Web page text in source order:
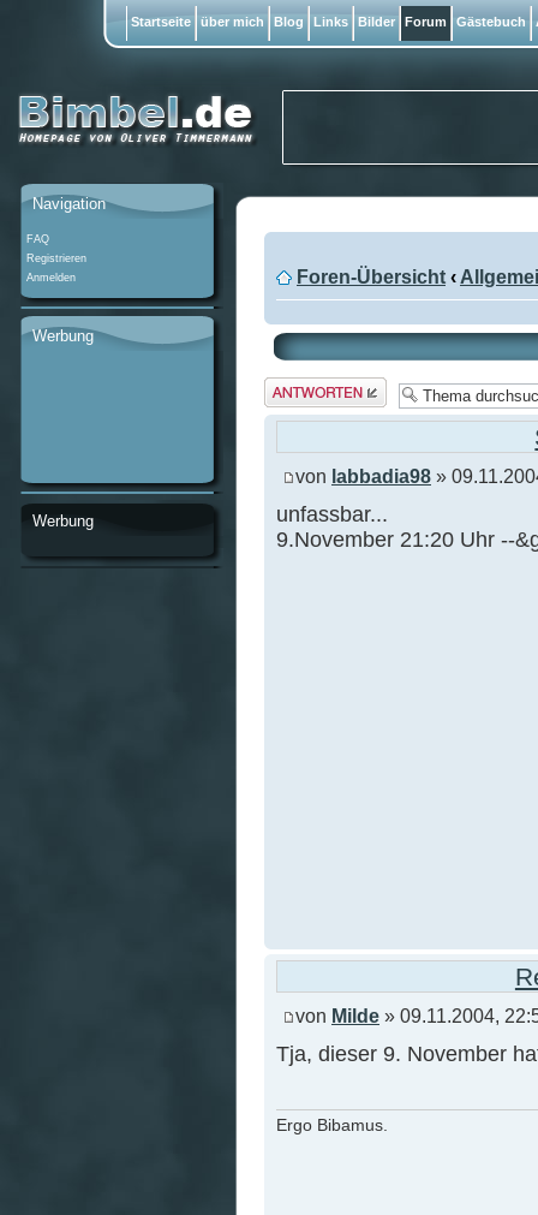
Foren-Übersicht ‹
Antwort
erstellen
von labbadia98 »
unfassbar...
9.November 21:20 Uhr --
von Milde » 09.11.2004,
Tja, dieser 9. November
Ergo Bibamus.
Navigation
FAQ
Registrieren
Anmelden
Werbung
Werbung
Startseite über mich Blog Links Bilder Forum Gästebuch